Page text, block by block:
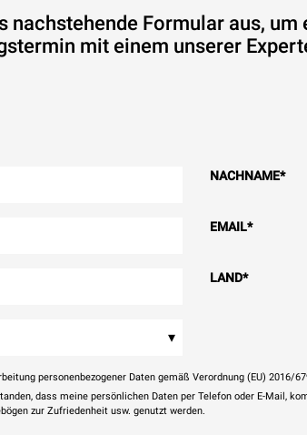
nachstehende Formular aus,
mit einem unserer
NACHNAME*
EMAIL*
LAND*
▾
personenbezogener Daten gemäß Verordnung (EU) 2016/
dass meine persönlichen Daten per Telefon oder E-Mail,
zur Zufriedenheit usw. genutzt werden.